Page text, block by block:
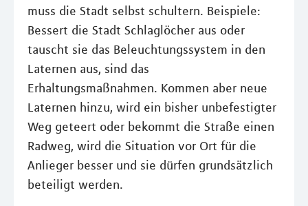
muss die Stadt selbst schultern. Beispiele:
Bessert die Stadt Schlaglöcher aus oder
tauscht sie das Beleuchtungssystem in den
Laternen aus, sind das
Erhaltungsmaßnahmen. Kommen aber neue
Laternen hinzu, wird ein bisher unbefestigter
Weg geteert oder bekommt die Straße einen
Radweg, wird die Situation vor Ort für die
Anlieger besser und sie dürfen grundsätzlich
beteiligt werden.